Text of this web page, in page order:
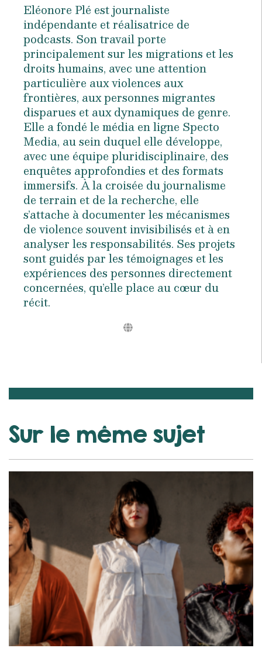
Eléonore Plé est journaliste
indépendante et réalisatrice de
podcasts. Son travail porte
principalement sur les migrations et les
droits humains, avec une attention
particulière aux violences aux
frontières, aux personnes migrantes
disparues et aux dynamiques de genre.
Elle a fondé le média en ligne Specto
Media, au sein duquel elle développe,
avec une équipe pluridisciplinaire, des
enquêtes approfondies et des formats
immersifs. À la croisée du journalisme
de terrain et de la recherche, elle
s’attache à documenter les mécanismes
de violence souvent invisibilisés et à en
analyser les responsabilités. Ses projets
sont guidés par les témoignages et les
expériences des personnes directement
concernées, qu’elle place au cœur du
récit.
Sur le même sujet